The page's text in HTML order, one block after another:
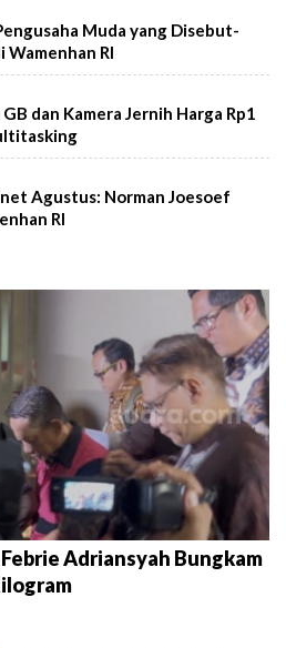
Muda yang Disebut-
Wamenhan RI
dan Kamera Jernih Harga Rp1
Agustus: Norman Joesoef
RI
Adriansyah Bungkam